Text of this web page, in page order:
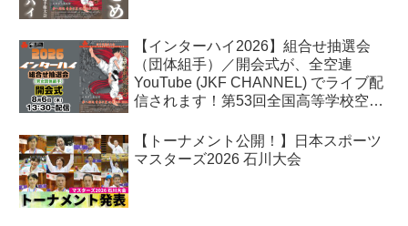
【インターハイ2026】組合せ抽選会
（団体組手）／開会式が、全空連
YouTube (JKF CHANNEL) でライブ配
信されます！第53回全国高等学校空手
【トーナメント公開！】日本スポーツ
マスターズ2026 石川大会